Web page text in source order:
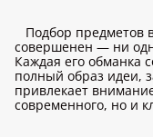
Подбор предметов
совершенен — ни
Каждая его обманка
полный образ идеи,
привлекает
современного, но и